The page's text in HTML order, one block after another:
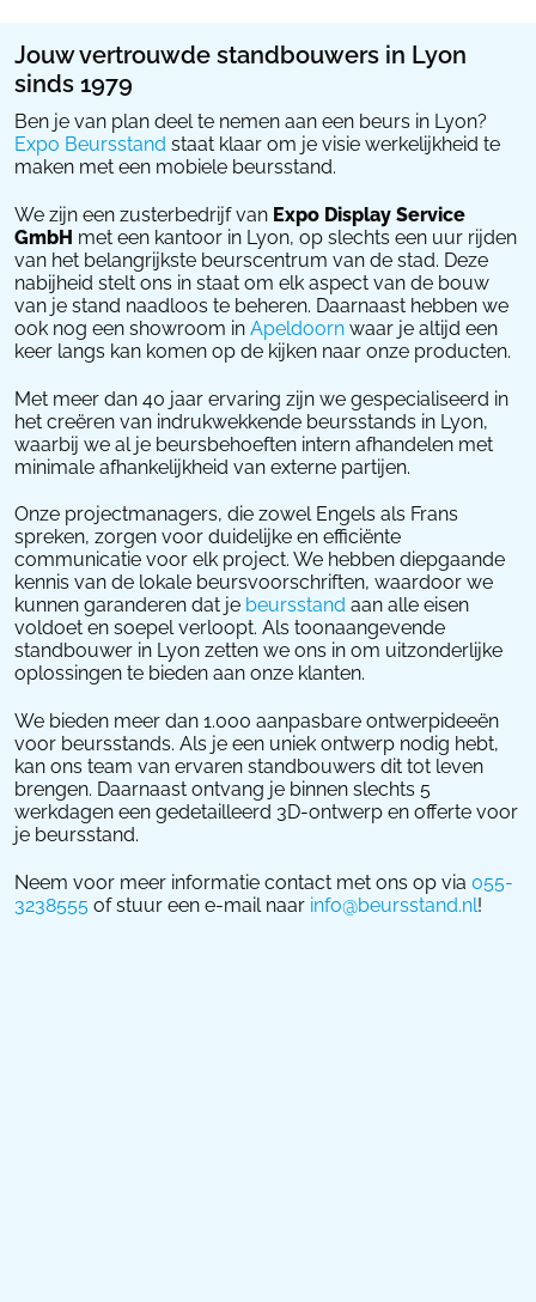
Jouw vertrouwde standbouwers in Lyon
sinds 1979
Ben je van plan deel te nemen aan een beurs in Lyon?
Expo Beursstand staat klaar om je visie werkelijkheid te
maken met een mobiele beursstand.
We zijn een zusterbedrijf van Expo Display Service
GmbH met een kantoor in Lyon, op slechts een uur rijden
van het belangrijkste beurscentrum van de stad. Deze
nabijheid stelt ons in staat om elk aspect van de bouw
van je stand naadloos te beheren. Daarnaast hebben we
ook nog een showroom in Apeldoorn waar je altijd een
keer langs kan komen op de kijken naar onze producten.
Met meer dan 40 jaar ervaring zijn we gespecialiseerd in
het creëren van indrukwekkende beursstands in Lyon,
waarbij we al je beursbehoeften intern afhandelen met
minimale afhankelijkheid van externe partijen.
Onze projectmanagers, die zowel Engels als Frans
spreken, zorgen voor duidelijke en efficiënte
communicatie voor elk project. We hebben diepgaande
kennis van de lokale beursvoorschriften, waardoor we
kunnen garanderen dat je beursstand aan alle eisen
voldoet en soepel verloopt. Als toonaangevende
standbouwer in Lyon zetten we ons in om uitzonderlijke
oplossingen te bieden aan onze klanten.
We bieden meer dan 1.000 aanpasbare ontwerpideeën
voor beursstands. Als je een uniek ontwerp nodig hebt,
kan ons team van ervaren standbouwers dit tot leven
brengen. Daarnaast ontvang je binnen slechts 5
werkdagen een gedetailleerd 3D-ontwerp en offerte voor
je beursstand.
Neem voor meer informatie contact met ons op via 055-
3238555 of stuur een e-mail naar info@beursstand.nl!